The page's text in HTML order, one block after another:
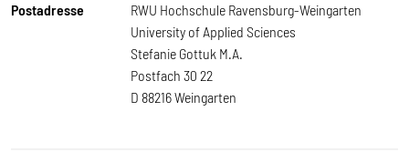
Postadresse
RWU Hochschule Ravensburg-Weingarten
University of Applied Sciences
Stefanie Gottuk M.A.
Postfach 30 22
D 88216 Weingarten